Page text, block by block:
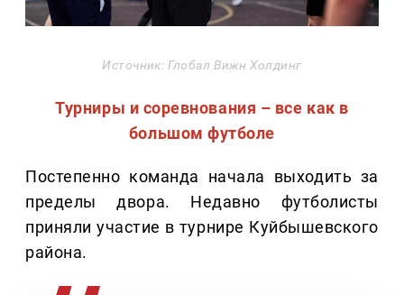
Источник: Глобал Вижн Холдинг
Турниры и соревнования – все как в
большом футболе
Постепенно команда начала выходить за
пределы двора. Недавно футболисты
приняли участие в турнире Куйбышевского
района.